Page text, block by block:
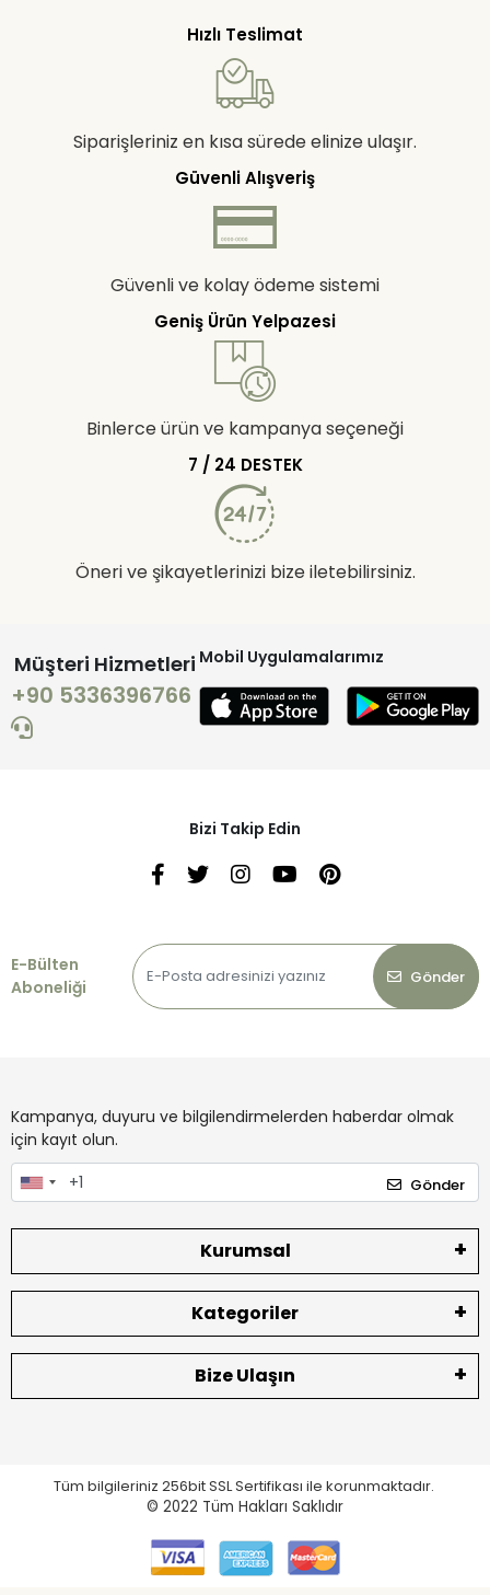
Hızlı Teslimat
Siparişleriniz en kısa sürede elinize ulaşır.
Güvenli Alışveriş
Güvenli ve kolay ödeme sistemi
Geniş Ürün Yelpazesi
Binlerce ürün ve kampanya seçeneği
7 / 24 DESTEK
Öneri ve şikayetlerinizi bize iletebilirsiniz.
Müşteri Hizmetleri
+90 5336396766
Mobil Uygulamalarımız
Bizi Takip Edin
E-Bülten
Aboneliği
Gönder
Kampanya, duyuru ve bilgilendirmelerden haberdar olmak
için kayıt olun.
Gönder
Kurumsal
Kategoriler
Bize Ulaşın
Tüm bilgileriniz 256bit SSL Sertifikası ile korunmaktadır.
© 2022 Tüm Hakları Saklıdır